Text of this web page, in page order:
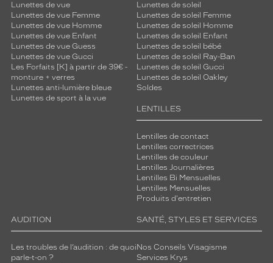
Lunettes de vue
Lunettes de vue Femme
Lunettes de vue Homme
Lunettes de vue Enfant
Lunettes de vue Guess
Lunettes de vue Gucci
Les Forfaits [K] à partir de 39€ -
monture + verres
Lunettes anti-lumière bleue
Lunettes de sport à la vue
Lunettes de soleil
Lunettes de soleil Femme
Lunettes de soleil Homme
Lunettes de soleil Enfant
Lunettes de soleil bébé
Lunettes de soleil Ray-Ban
Lunettes de soleil Gucci
Lunettes de soleil Oakley
Soldes
LENTILLES
Lentilles de contact
Lentilles correctrices
Lentilles de couleur
Lentilles Journalières
Lentilles Bi Mensuelles
Lentilles Mensuelles
Produits d'entretien
AUDITION
Les troubles de l’audition : de quoi
parle-t-on ?
SANTÉ, STYLES ET SERVICES
Nos Conseils Visagisme
Services Krys